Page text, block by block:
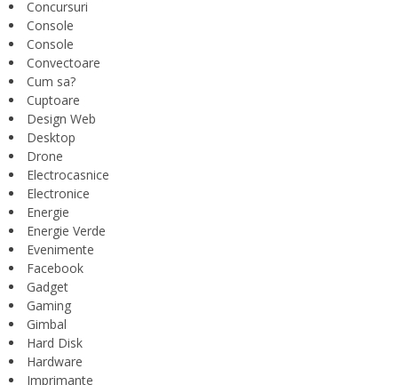
Concursuri
Console
Console
Convectoare
Cum sa?
Cuptoare
Design Web
Desktop
Drone
Electrocasnice
Electronice
Energie
Energie Verde
Evenimente
Facebook
Gadget
Gaming
Gimbal
Hard Disk
Hardware
Imprimante